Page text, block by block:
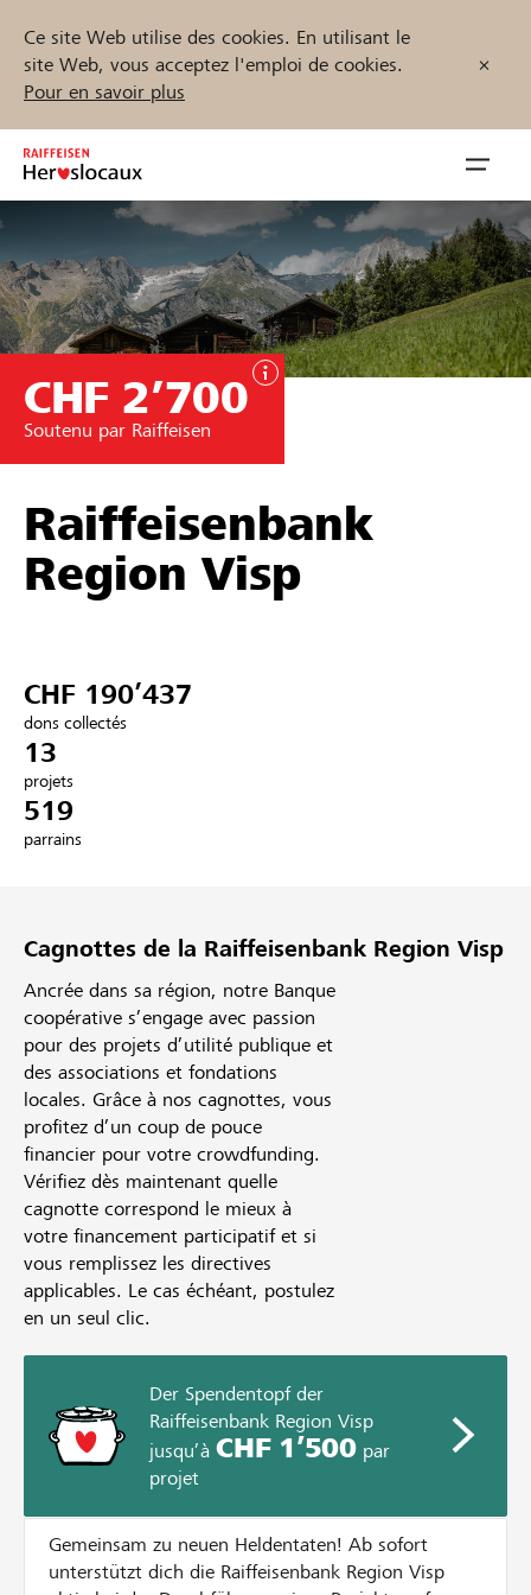
Ce site Web utilise des cookies. En utilisant le
site Web, vous acceptez l'emploi de cookies.
Pour en savoir plus
Inhalt
springen
öffnen
Parrainer
Soutien & assistance
Partenaires / Banques Raiffeisen
Se connecter
S'inscrire
Trouvez des projets et des organisations
Démarrez maintenant
CHF 2’700
Soutenu par Raiffeisen
Raiffeisenbank
Region Visp
CHF 190’437
dons collectés
13
projets
519
parrains
Cagnottes de la Raiffeisenbank Region Visp
Ancrée dans sa région, notre Banque
coopérative s’engage avec passion
pour des projets d’utilité publique et
des associations et fondations
locales. Grâce à nos cagnottes, vous
profitez d’un coup de pouce
financier pour votre crowdfunding.
Vérifiez dès maintenant quelle
cagnotte correspond le mieux à
votre financement participatif et si
vous remplissez les directives
applicables. Le cas échéant, postulez
en un seul clic.
Der Spendentopf der
Raiffeisenbank Region Visp
jusqu’à CHF 1’500par
projet
Gemeinsam zu neuen Heldentaten! Ab sofort
unterstützt dich die Raiffeisenbank Region Visp